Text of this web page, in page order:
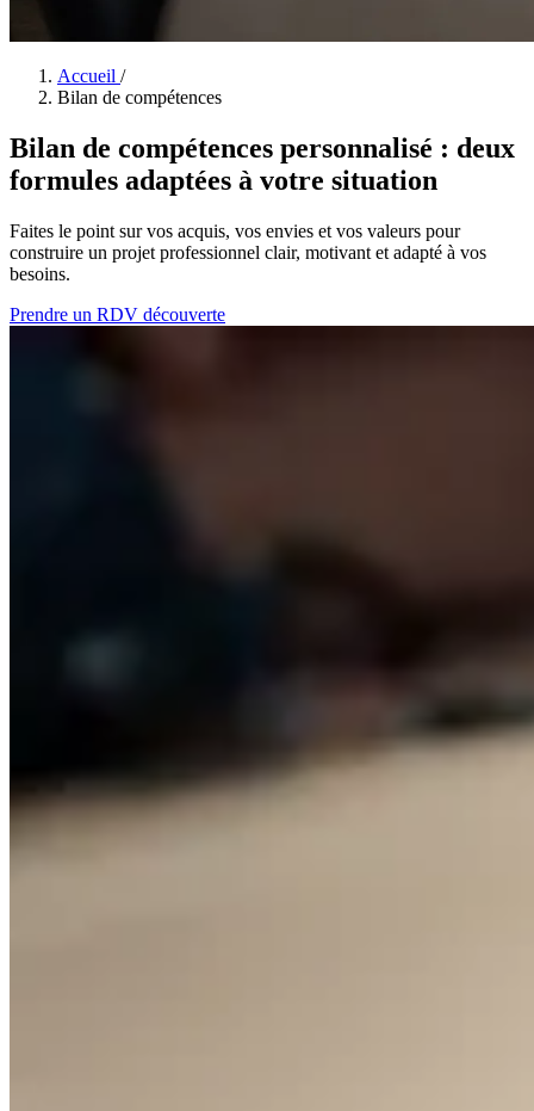
Accueil /
Bilan de compétences
Bilan de compétences personnalisé : deux
formules adaptées à votre situation
Faites le point sur vos acquis, vos envies et vos valeurs pour
construire un projet professionnel clair, motivant et adapté à vos
besoins.
Prendre un RDV découverte